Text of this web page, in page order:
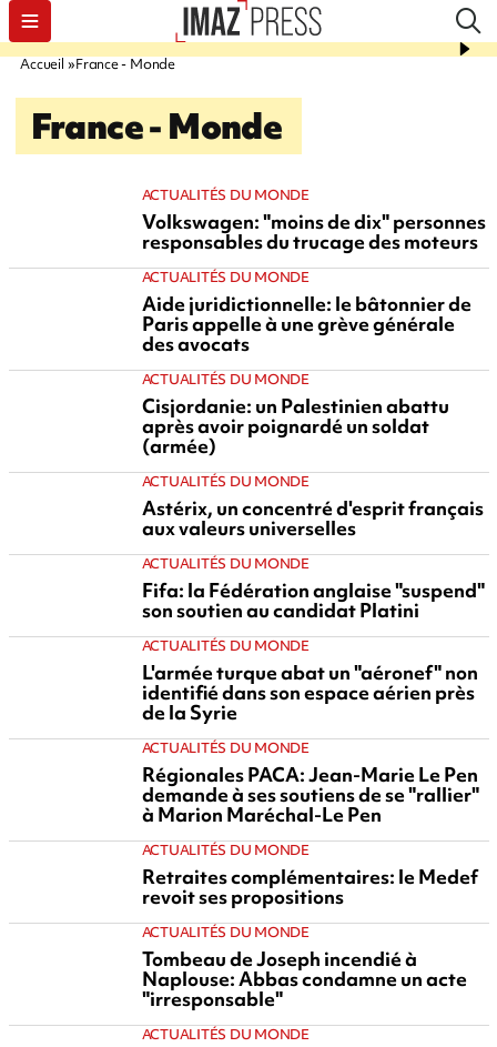
Accueil France - Monde
France - Monde
ACTUALITÉS DU MONDE
Volkswagen: "moins de dix" personnes
responsables du trucage des moteurs
ACTUALITÉS DU MONDE
Aide juridictionnelle: le bâtonnier de
Paris appelle à une grève générale
des avocats
ACTUALITÉS DU MONDE
Cisjordanie: un Palestinien abattu
après avoir poignardé un soldat
(armée)
ACTUALITÉS DU MONDE
Astérix, un concentré d'esprit français
aux valeurs universelles
ACTUALITÉS DU MONDE
Fifa: la Fédération anglaise "suspend"
son soutien au candidat Platini
ACTUALITÉS DU MONDE
L'armée turque abat un "aéronef" non
identifié dans son espace aérien près
de la Syrie
ACTUALITÉS DU MONDE
Régionales PACA: Jean-Marie Le Pen
demande à ses soutiens de se "rallier"
à Marion Maréchal-Le Pen
ACTUALITÉS DU MONDE
Retraites complémentaires: le Medef
revoit ses propositions
ACTUALITÉS DU MONDE
Tombeau de Joseph incendié à
Naplouse: Abbas condamne un acte
"irresponsable"
ACTUALITÉS DU MONDE